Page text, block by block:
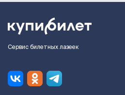
Сервис билетных лазеек